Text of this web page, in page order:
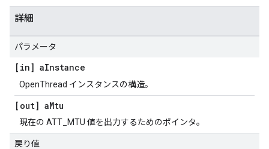
詳細
パラメータ
[in] aInstance
OpenThread インスタンスの構造。
[out] aMtu
現在の ATT_MTU 値を出力するためのポインタ。
戻り値